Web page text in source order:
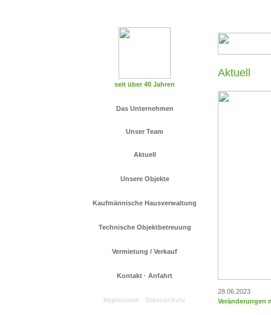
seit über 40 Jahren
Aktuell
Das Unternehmen
Unser Team
Aktuell
Unsere Objekte
Kaufmännische Hausverwaltung
Technische Objektbetreuung
Vermietung / Verkauf
Kontakt · Anfahrt
Impressum · Datenschutz
28.06.2023
Veränderungen